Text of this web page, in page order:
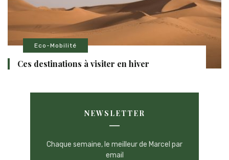
Eco-Mobilité
Ces destinations à visiter en hiver
NEWSLETTER
Chaque semaine, le meilleur de Marcel par
email